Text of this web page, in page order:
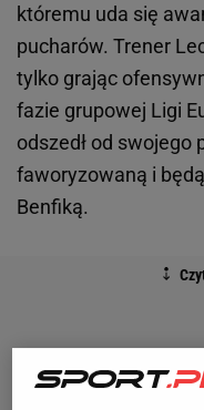
któremu uda się
pucharów. Trener
tylko grając
fazie grupowej Ligi
odszedł od swojego
faworyzowaną i
Benfiką.